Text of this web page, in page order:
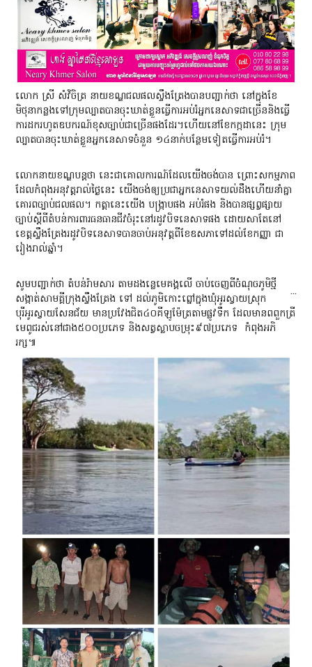
លោក ស្រី សំវិចិត្រ នាយខណ្ឌជលផលស្ទឹងត្រែងបានបញ្ជាក់ថា នៅក្នុងខែ
មិថុនាកន្លងទៅក្រុមល្បាតបានចុះឃាត់ខ្លួនធ្វើការអប់រំអ្នកនេសាទជាច្រើននិងធ្វើ
ការដករហូតឧបករណ៍ខុសច្បាប់ជាច្រើនផងដែរ។ហើយនៅខែកក្កដានេះ ក្រុម
ល្បាតបានចុះឃាត់ខ្លួនអ្នកនេសាទចំនួន ១៤នាក់បន្ថែមទៀតធ្វើការអប់រំ។
លោកនាយខណ្ឌបន្តថា នេះជាគោលការណ៍ដែលយើងចង់បាន ព្រោះសកម្មភាព
ដែលកំពុងអនុវត្តរាល់ថ្ងៃនេះ យើងចង់ឲ្យប្រជាអ្នកនេសាទយល់ដឹងហើយនាំគ្នា
គោរពច្បាប់ជលផល។ កត្តានេះយើង បង្ក្រាបផង អប់រំផង និងបានផ្សព្វផ្សាយ
ច្បាប់ស្ដីពីតំបន់ការពារធនធានជីវចំរុះនៅរដូវបិទនេសាទផង ដោយសាតែនៅ
ខេត្តស្ទឹងត្រែងរដូវបិទនេសាទបានចាប់អនុវត្តពីខែឧសភាទៅដល់ខែកញ្ញា ជា
រៀងរាល់ឆ្នាំ។
...
សូមបញ្ជាក់ថា តំបន់រ៉ាមសារ តាមដងន្លេមេគង្គលើ ចាប់ចេញពីចំណុចភូមិថ្មី
សង្កាត់សាមគ្គីក្រុងស្ទឹងត្រែង ទៅ ដល់ភូមិកោះព្នៅក្នុងឃុំអូរស្វាយស្រុក
បុរីអូរស្វាយសែនជ័យ មានប្រវែងជិត៤០គីឡូម៉ែត្រតាមផ្លូវទឹក ដែលមានពពួកត្រី
មេពូជរស់នៅជាង៥០០ប្រភេទ និងសត្វស្លាបចម្រុះ៩៧ប្រភេទ កំពុងអភិ
រក្ស៕